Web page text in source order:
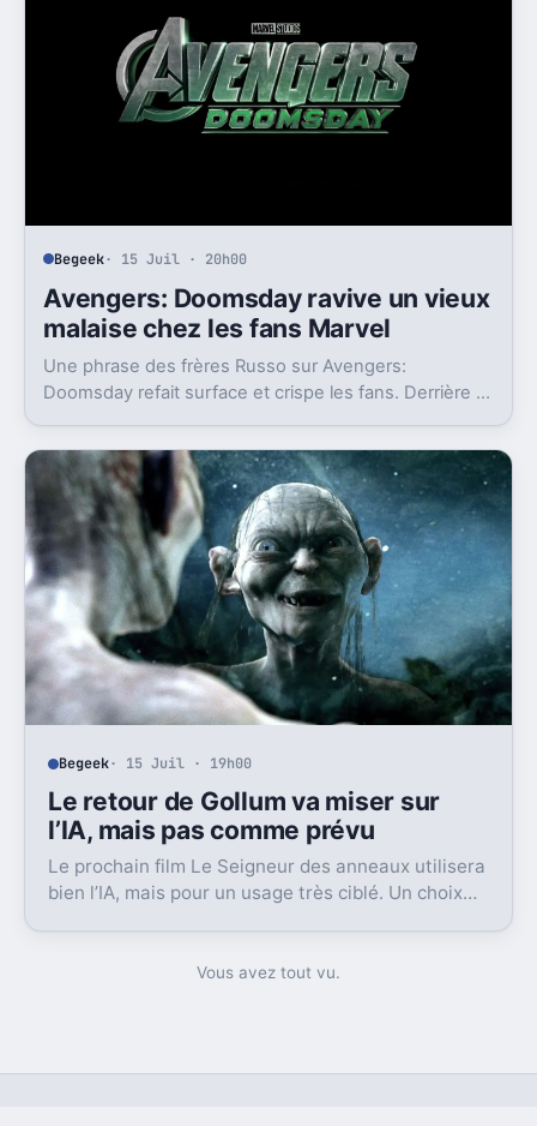
Begeek· 15 Juil · 20h00
Avengers: Doomsday ravive un vieux
malaise chez les fans Marvel
Une phrase des frères Russo sur Avengers:
Doomsday refait surface et crispe les fans. Derrière la
Begeek· 15 Juil · 19h00
Le retour de Gollum va miser sur
l’IA, mais pas comme prévu
Le prochain film Le Seigneur des anneaux utilisera
bien l’IA, mais pour un usage très ciblé. Un choix